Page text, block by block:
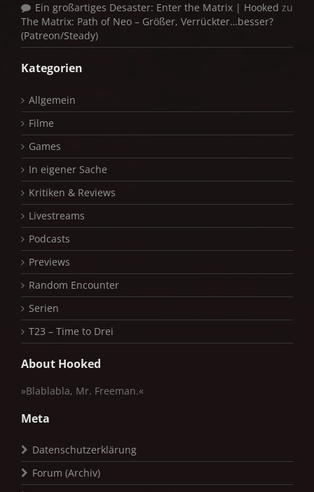
Ein großartiges Desaster: Enter the Matrix | Hooked zu
The Matrix: Path of Neo – Größer, Verrückter…besser?
(Patreon/Steady)
Kategorien
Allgemein
Filme
Games
In eigener Sache
Kritiken & Reviews
Livestreams
Podcasts
Previews
Random Encounter
Serien
T23 – Time to Drei
About Hooked
»Blablabla, Mr. Freeman.«
Meta
Datenschutzerklärung
Forum (Archiv)